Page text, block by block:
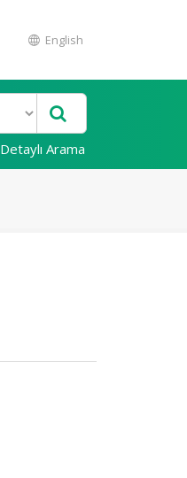
English
Detaylı Arama